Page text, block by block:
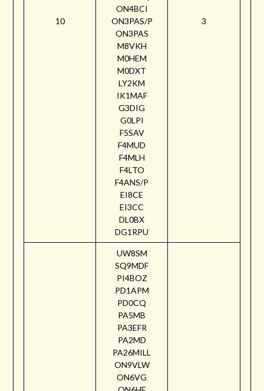
10
ON4BCI
ON3PAS/P
ON3PAS
M8VKH
M0HEM
M0DXT
LY2KM
IK1MAF
G3DIG
G0LPI
F5SAV
F4MUD
F4MLH
F4LTO
F4ANS/P
EI8CE
EI3CC
DL0BX
DG1RPU
3
UW8SM
SQ9MDF
PI4BOZ
PD1APM
PD0CQ
PA5MB
PA3EFR
PA2MD
PA26MILL
ON9VLW
ON6VG